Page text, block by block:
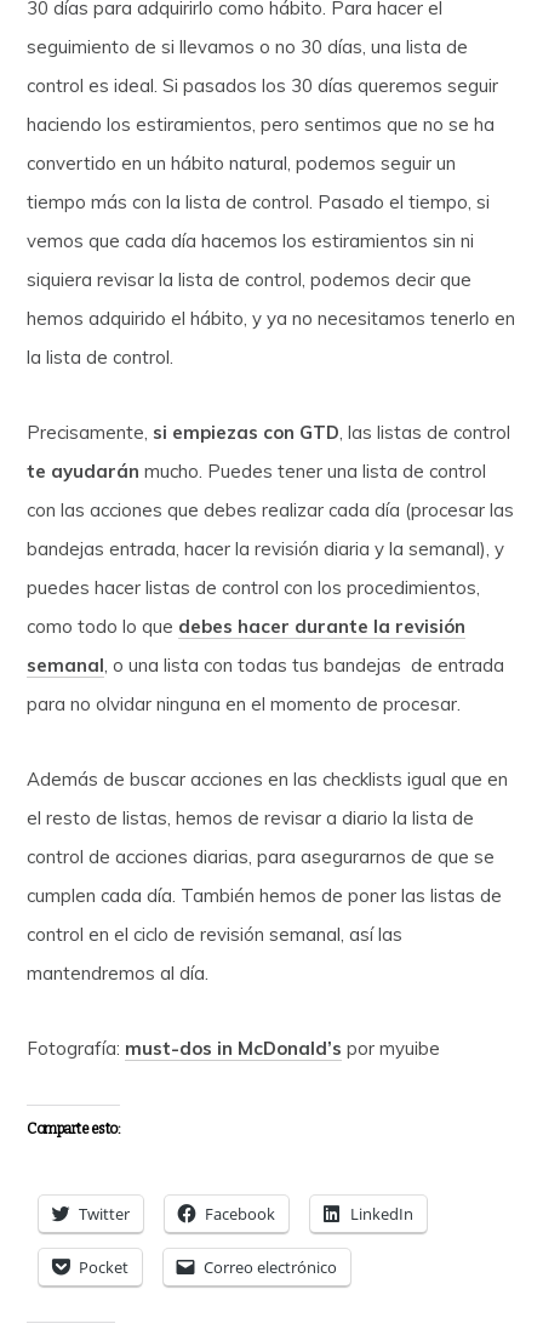
30 días para adquirirlo como hábito. Para hacer el
seguimiento de si llevamos o no 30 días, una lista de
control es ideal. Si pasados los 30 días queremos seguir
haciendo los estiramientos, pero sentimos que no se ha
convertido en un hábito natural, podemos seguir un
tiempo más con la lista de control. Pasado el tiempo, si
vemos que cada día hacemos los estiramientos sin ni
siquiera revisar la lista de control, podemos decir que
hemos adquirido el hábito, y ya no necesitamos tenerlo en
la lista de control.
Precisamente, si empiezas con GTD , las listas de control
te ayudarán mucho. Puedes tener una lista de control
con las acciones que debes realizar cada día (procesar las
bandejas entrada, hacer la revisión diaria y la semanal), y
puedes hacer listas de control con los procedimientos,
como todo lo que debes hacer durante la revisión
semanal , o una lista con todas tus bandejas de entrada
para no olvidar ninguna en el momento de procesar.
Además de buscar acciones en las checklists igual que en
el resto de listas, hemos de revisar a diario la lista de
control de acciones diarias, para asegurarnos de que se
cumplen cada día. También hemos de poner las listas de
control en el ciclo de revisión semanal, así las
mantendremos al día.
Fotografía: must-dos in McDonald’s por myuibe
Comparte esto:
Twitter Facebook LinkedIn
Pocket Correo electrónico